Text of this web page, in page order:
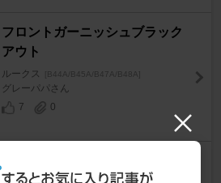
フロントガーニッシュブラック
アウト
ルークス [B44A/B45A/B47A/B48A]
グレーパパさん
7
0